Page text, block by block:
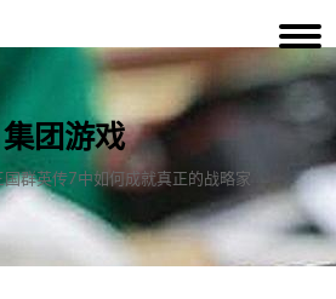
集团游戏
群英传7中如何成就真正的战略家